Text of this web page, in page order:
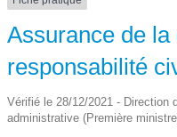
Assurance de la
responsabilité
Vérifié le 28/12/2021 - Direction
administrative (Première